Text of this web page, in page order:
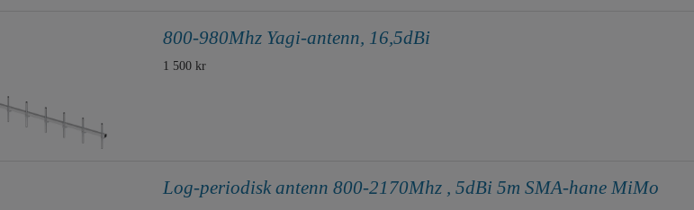
800-980Mhz Yagi-antenn, 16,5dBi
1 500 kr
Log-periodisk antenn 800-2170Mhz , 5dBi 5m SMA-hane MiMo